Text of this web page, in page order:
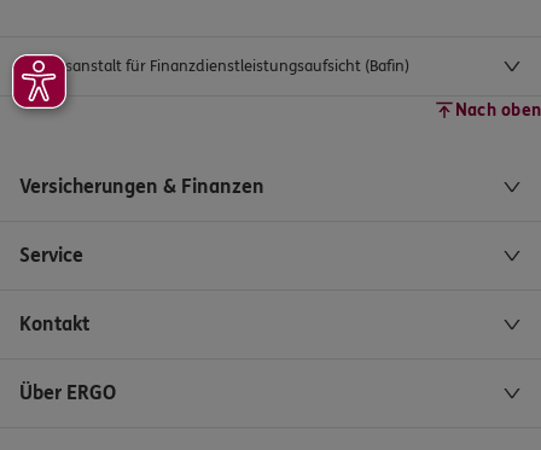
Bundesanstalt für Finanzdienstleistungsaufsicht (Bafin)
Nach oben
Versicherungen & Finanzen
Service
Kontakt
Über ERGO